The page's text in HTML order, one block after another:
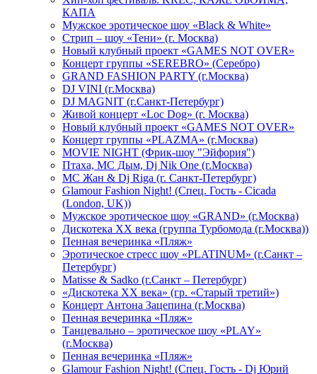
КАПА
Мужское эротическое шоу «Black & White»
Стрип – шоу «Тени» (г. Москва)
Новый клубный проект «GAMES NOT OVER»
Концерт группы «SEREBRO» (Серебро)
GRAND FASHION PARTY (г.Москва)
DJ VINI (г.Москва)
DJ MAGNIT (г.Санкт-Петербург)
Живой концерт «Loc Dog» (г. Москва)
Новый клубный проект «GAMES NOT OVER»
Концерт группы «PLAZMA» (г.Москва)
MOVIE NIGHT (Фрик-шоу "Эйфория")
Птаха, МС Дым, Dj Nik One (г.Москва)
МС Жан & Dj Riga (г. Санкт-Петербург)
Glamour Fashion Night! (Спец. Гость - Cicada
(London, UK))
Мужское эротическое шоу «GRAND» (г.Москва)
Дискотека XX века (группа Турбомода (г.Москва))
Пенная вечеринка «Пляж»
Эротическое стресс шоу «PLATINUM» (г.Санкт –
Петербург)
Matisse & Sadko (г.Санкт – Петербург)
«Дискотека ХХ века» (гр. «Старый третий»)
Концерт Антона Зацепина (г.Москва)
Пенная вечеринка «Пляж»
Танцевально – эротическое шоу «PLAY»
(г.Москва)
Пенная вечеринка «Пляж»
Glamour Fashion Night! (Спец. Гость - Dj Юрий